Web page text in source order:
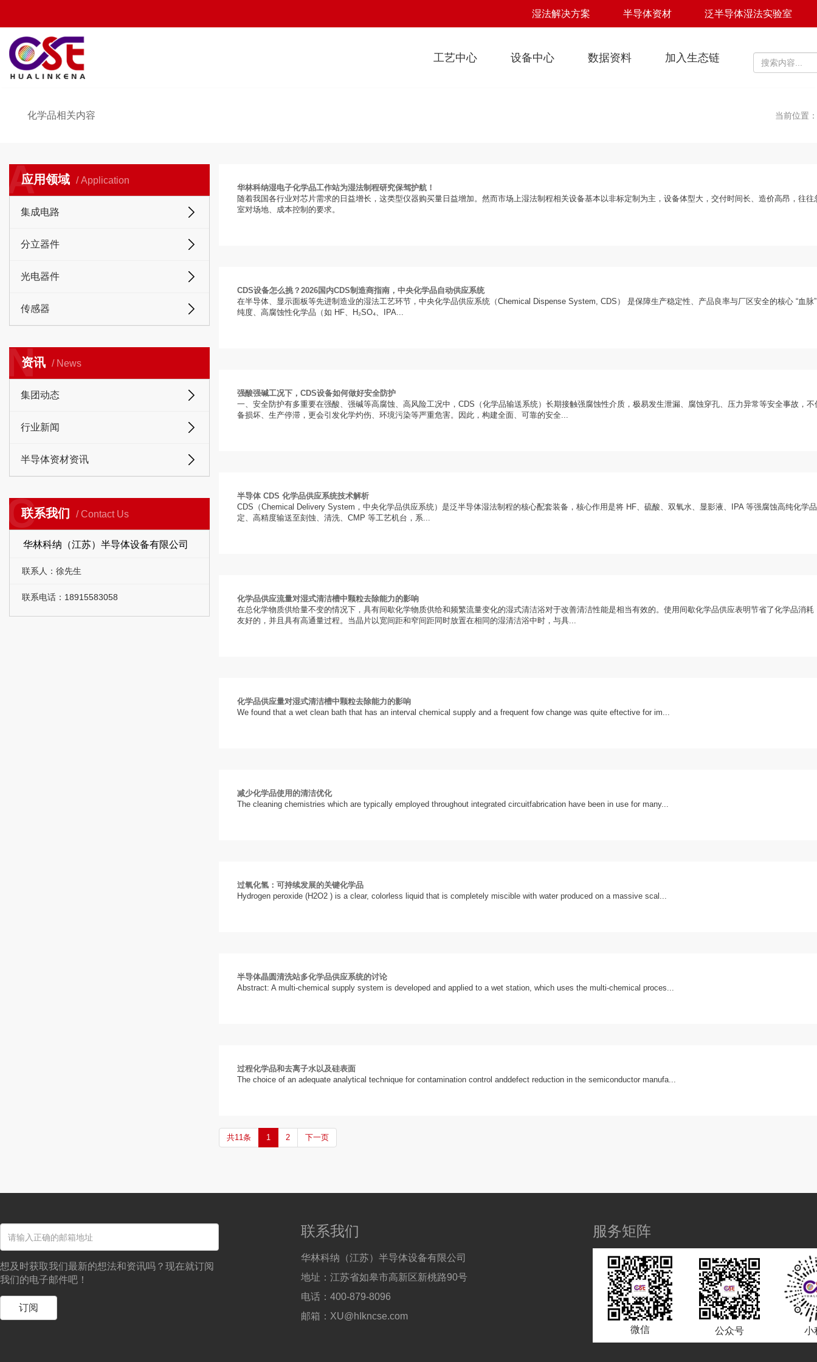
湿法解决方案 半导体资材 泛半导体湿法实验室
工艺中心 设备中心 数据资料 加入生态链
化学品相关内容 当前位置：
应用领域 / Application
A
集成电路
分立器件
光电器件
传感器
资讯 / News
N
集团动态
行业新闻
半导体资材资讯
联系我们 / Contact Us
C
华林科纳（江苏）半导体设备有限公司
联系人：徐先生
联系电话：18915583058
华林科纳湿电子化学品工作站为湿法制程研究保驾护航！
随着我国各行业对芯片需求的日益增长，这类型仪器购买量日益增加。然而市场上湿法制程相关设备基本以非标定制为主，设备体型大，交付时间长、造价高昂，往往
室对场地、成本控制的要求。
CDS设备怎么挑？2026国内CDS制造商指南，中央化学品自动供应系统
在半导体、显示面板等先进制造业的湿法工艺环节，中央化学品供应系统（Chemical Dispense System, CDS） 是保障生产稳定性、产品良率与厂区安全的核心 “血脉
纯度、高腐蚀性化学品（如 HF、H₂SO₄、IPA...
强酸强碱工况下，CDS设备如何做好安全防护
一、安全防护有多重要在强酸、强碱等高腐蚀、高风险工况中，CDS（化学品输送系统）长期接触强腐蚀性介质，极易发生泄漏、腐蚀穿孔、压力异常等安全事故，不
备损坏、生产停滞，更会引发化学灼伤、环境污染等严重危害。因此，构建全面、可靠的安全...
半导体 CDS 化学品供应系统技术解析
CDS（Chemical Delivery System，中央化学品供应系统）是泛半导体湿法制程的核心配套装备，核心作用是将 HF、硫酸、双氧水、显影液、IPA 等强腐蚀高纯化学
定、高精度输送至刻蚀、清洗、CMP 等工艺机台，系...
化学品供应流量对湿式清洁槽中颗粒去除能力的影响
在总化学物质供给量不变的情况下，具有间歇化学物质供给和频繁流量变化的湿式清洁浴对于改善清洁性能是相当有效的。使用间歇化学品供应表明节省了化学品消耗
友好的，并且具有高通量过程。当晶片以宽间距和窄间距同时放置在相同的湿清洁浴中时，与具...
化学品供应量对湿式清洁槽中颗粒去除能力的影响
We found that a wet clean bath that has an interval chemical supply and a frequent fow change was quite eftective for im...
减少化学品使用的清洁优化
The cleaning chemistries which are typically employed throughout integrated circuitfabrication have been in use for many...
过氧化氢：可持续发展的关键化学品
Hydrogen peroxide (H2O2 ) is a clear, colorless liquid that is completely miscible with water produced on a massive scal...
半导体晶圆清洗站多化学品供应系统的讨论
Abstract: A multi-chemical supply system is developed and applied to a wet station, which uses the multi-chemical proces...
过程化学品和去离子水以及硅表面
The choice of an adequate analytical technique for contamination control anddefect reduction in the semiconductor manufa...
共11条 1 2 下一页
想及时获取我们最新的想法和资讯吗？现在就订阅
我们的电子邮件吧！
订阅
联系我们
华林科纳（江苏）半导体设备有限公司
地址：江苏省如皋市高新区新桃路90号
电话：400-879-8096
邮箱：XU@hIkncse.com
服务矩阵
微信 公众号 小